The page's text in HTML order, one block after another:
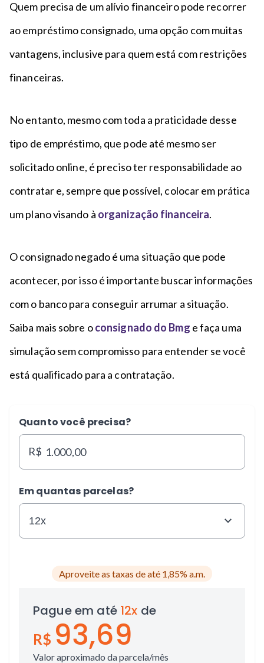
Quem precisa de um alívio financeiro pode recorrer
ao empréstimo consignado, uma opção com muitas
vantagens, inclusive para quem está com restrições
financeiras.
No entanto, mesmo com toda a praticidade desse
tipo de empréstimo, que pode até mesmo ser
solicitado online, é preciso ter responsabilidade ao
contratar e, sempre que possível, colocar em prática
um plano visando à organização financeira.
O consignado negado é uma situação que pode
acontecer, por isso é importante buscar informações
com o banco para conseguir arrumar a situação.
Saiba mais sobre oconsignado do Bmg e faça uma
simulação sem compromisso para entender se você
está qualificado para a contratação.
Quanto você precisa?
R$
Em quantas parcelas?
Aproveite as taxas de até 1,85% a.m.
Pague em até 12x de
R$ 93,69
Valor aproximado da parcela/mês